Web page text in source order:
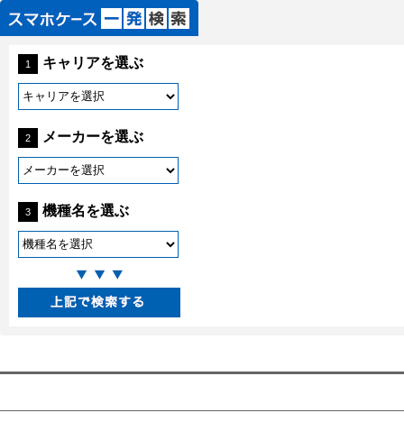
1 キャリアを選ぶ
2 メーカーを選ぶ
3 機種名を選ぶ